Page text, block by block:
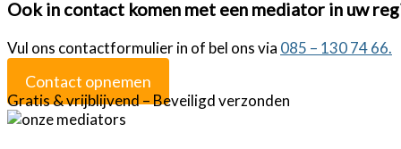
Ook in contact komen met een mediator in uw
Vul ons contactformulier in of bel ons via 085 – 130 74 66.
Contact opnemen
Gratis & vrijblijvend – Beveiligd verzonden